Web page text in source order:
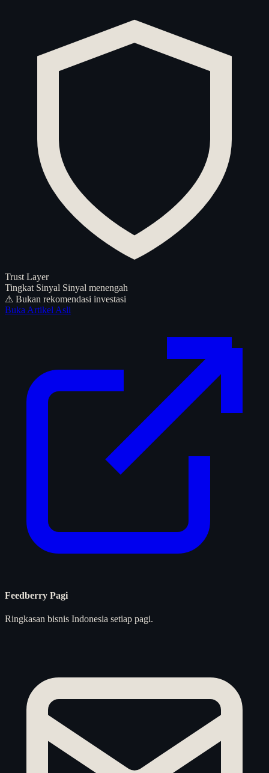
Trust Layer
Tingkat Sinyal Sinyal menengah
⚠ Bukan rekomendasi investasi
Buka Artikel Asli
Feedberry Pagi
Ringkasan bisnis Indonesia setiap pagi.